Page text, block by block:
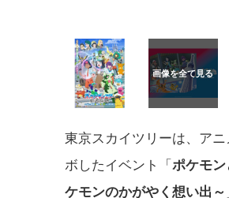
東京スカイツリーは、ア
ボしたイベント「 ポケモ
ケモンのかがやく想い出～